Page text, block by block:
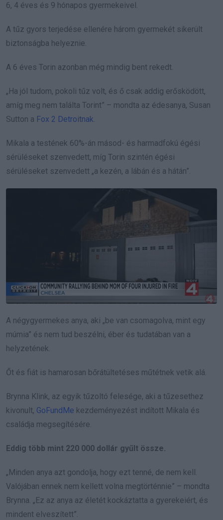
6, 4 éves és 9 hónapos gyermekeivel.
A tűz gyors terjedése ellenére három gyermekét sikerült
biztonságba helyeznie.
A 6 éves Torin azonban még mindig bent rekedt.
„Ha jól tudom, pokoli tűz volt, és ő csak addig erősködött,
amíg meg nem találta Torint” – mondta az édesanya, Susan
Sutton a Fox 2 Detroitnak.
Mikala a testének 60%-án másod- és harmadfokú égési
sérüléseket szenvedett, míg Torin szintén égési
sérüléseket szenvedett „a kezén, a lábán és a hátán”.
A négygyermekes anya, aki „be van csomagolva, mint egy
múmia” és nem tud beszélni, éber és tudatában van a
helyzetének.
Őt és fiát is hamarosan bőrátültetéses műtétnek vetik alá.
Brynna Klink, az egyik tűzoltó felesége, aki a tűzesethez
kivonult, GoFundMe kezdeményezést indított Mikala és
családja megsegítésére.
Eddig több mint 220 000 dollár gyűlt össze.
„Minden anya azt gondolja, hogy ezt tenné, de nem kell.
Valójában ennek nem kellett volna megtörténnie” – mondta
Brynna. „Ez az anya az életét kockáztatta a gyerekeiért, és
mindent elveszített”.